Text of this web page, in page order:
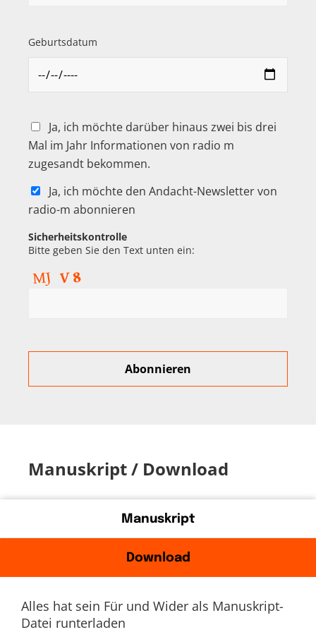
Geburtsdatum
Ja, ich möchte darüber hinaus zwei bis drei
Mal im Jahr Informationen von radio m
zugesandt bekommen.
Ja, ich möchte den Andacht-Newsletter von
radio-m abonnieren
Sicherheitskontrolle
Bitte geben Sie den Text unten ein:
Manuskript / Download
Manuskript
Download
Alles hat sein Für und Wider als Manuskript-
Datei runterladen